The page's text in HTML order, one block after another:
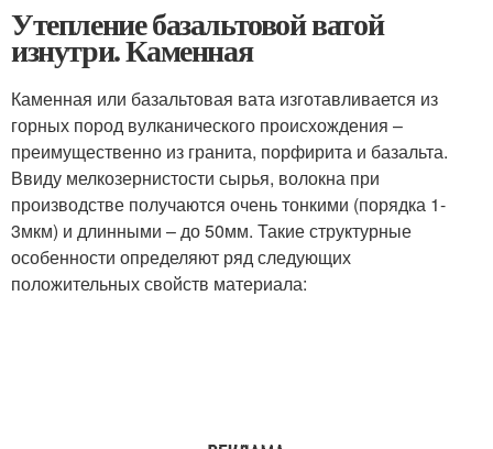
Утепление базальтовой ватой
изнутри. Каменная
Каменная или базальтовая вата изготавливается из
горных пород вулканического происхождения –
преимущественно из гранита, порфирита и базальта.
Ввиду мелкозернистости сырья, волокна при
производстве получаются очень тонкими (порядка 1-
3мкм) и длинными – до 50мм. Такие структурные
особенности определяют ряд следующих
положительных свойств материала: